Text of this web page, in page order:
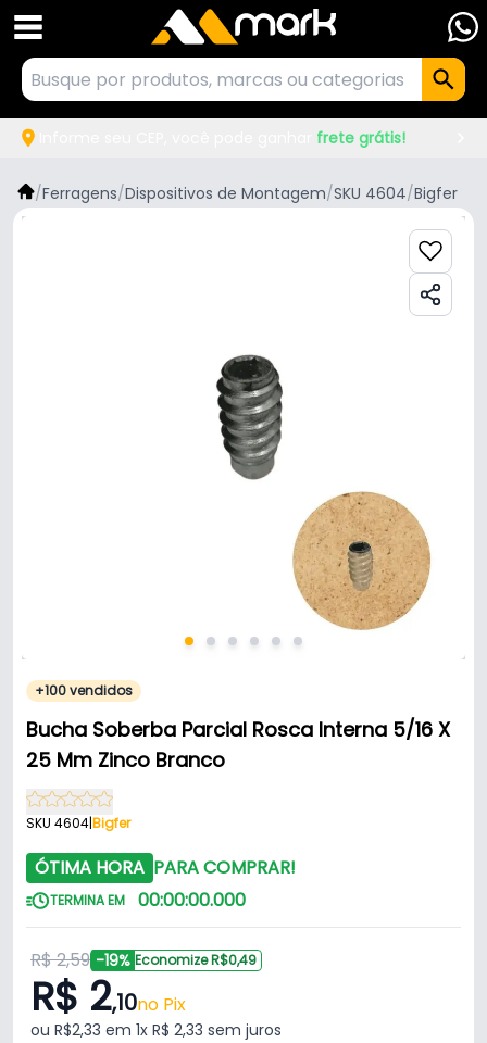
frete grátis!
/Ferragens/Dispositivos de Montagem/SKU 4604/Bigfer
+100 vendidos
Bucha Soberba Parcial Rosca Interna 5/16 X
25 Mm Zinco Branco
SKU 4604|Bigfer
ÓTIMA HORA PARA COMPRAR!
TERMINA EM 00:00:00.000
R$ 2,59 -19% Economize R$0,49
R$ 2,10no Pix
ou R$2,33 em 1x R$ 2,33 sem juros